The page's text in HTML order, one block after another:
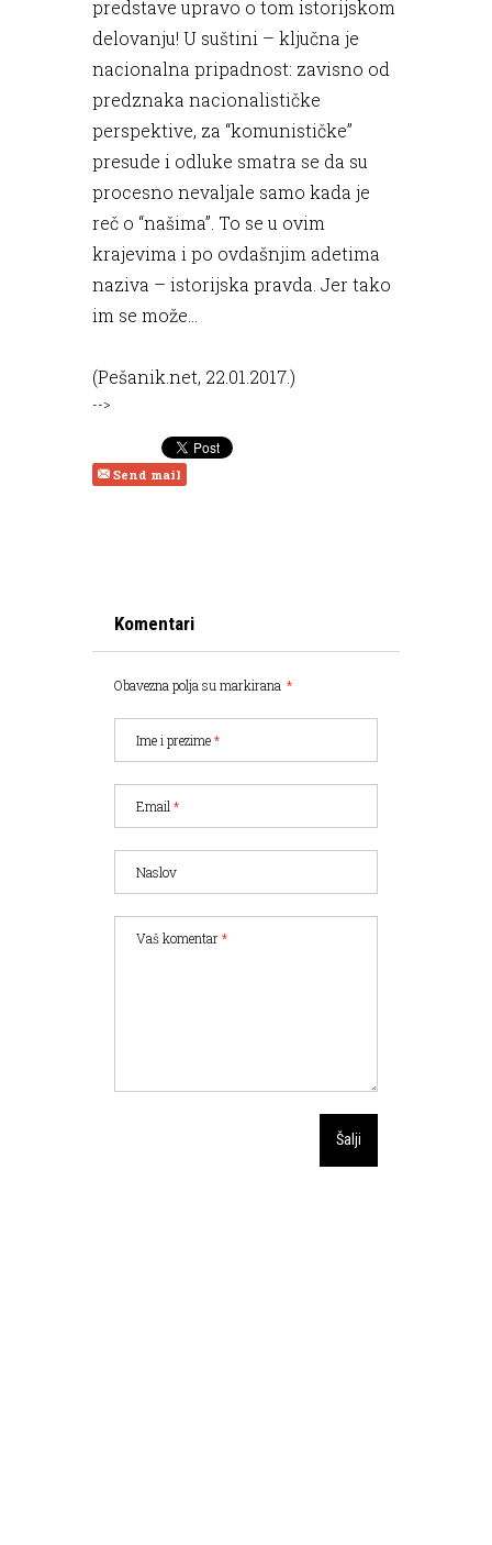
predstave upravo o tom istorijskom
delovanju! U suštini – ključna je
nacionalna pripadnost: zavisno od
predznaka nacionalističke
perspektive, za “komunističke”
presude i odluke smatra se da su
procesno nevaljale samo kada je
reč o “našima”. To se u ovim
krajevima i po ovdašnjim adetima
naziva – istorijska pravda. Jer tako
im se može…
(Pešanik.net, 22.01.2017.)
-->
Send mail
Komentari
Obavezna polja su markirana *
Ime i prezime*
Email *
Naslov
Vaš komentar*